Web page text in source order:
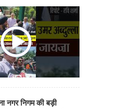
नगर निगम की बड़ी